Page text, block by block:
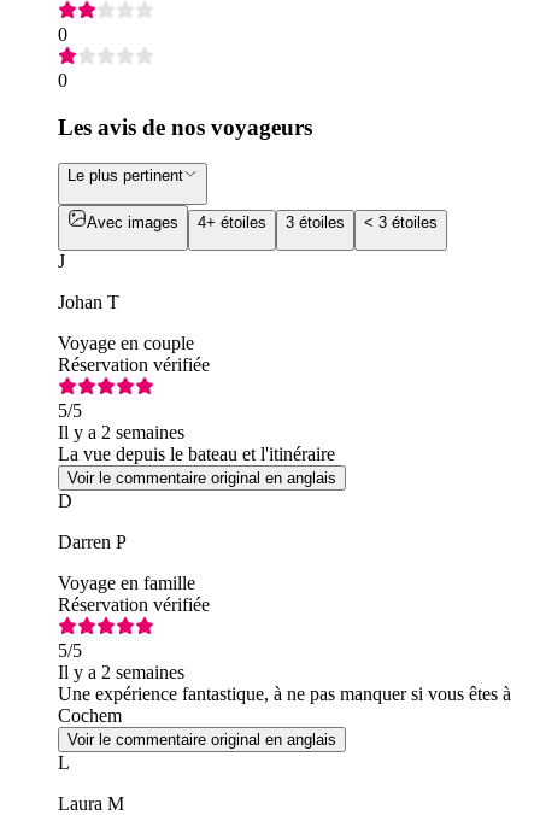
0
0
Les avis de nos voyageurs
Le plus pertinent
Avec images 4+ étoiles 3 étoiles < 3 étoiles
J
Johan T
Voyage en couple
Réservation vérifiée
5/5
Il y a 2 semaines
La vue depuis le bateau et l'itinéraire
Voir le commentaire original en anglais
D
Darren P
Voyage en famille
Réservation vérifiée
5/5
Il y a 2 semaines
Une expérience fantastique, à ne pas manquer si vous êtes à
Cochem
Voir le commentaire original en anglais
L
Laura M